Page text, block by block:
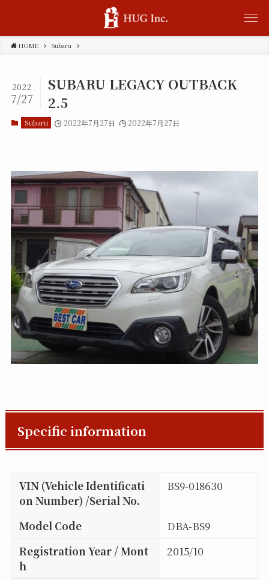
HOME Subaru
SUBARU LEGACY OUTBACK
2.5
2022
7/27
Subaru 2022年7月27日 2022年7月27日
Specific information
VIN (Vehicle Identificati
on Number) /Serial No.
BS9-018630
Model Code
DBA-BS9
Registration Year / Mont
h
2015/10